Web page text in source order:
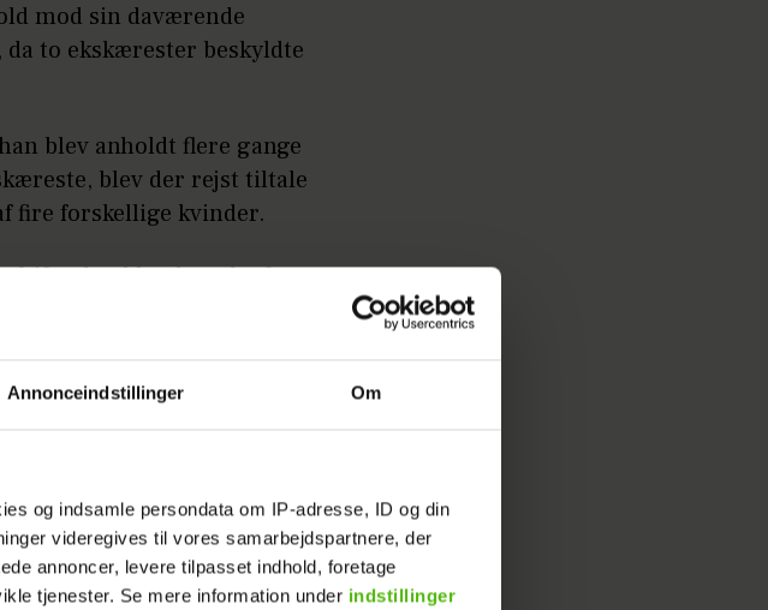
Annonceindstillinger Om
og indsamle persondata om IP-adresse, ID og din
videregives til vores samarbejdspartnere, der
annoncer, levere tilpasset indhold, foretage
tjenester. Se mere information under indstillinger
mod sin daværende
to ekskærester beskyldte
blev anholdt flere gange
blev der rejst tiltale
fire forskellige kvinder.
frifundet, blandt andet for to
Borg Høiby får ikke